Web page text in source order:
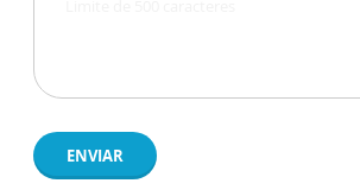
ENVIAR